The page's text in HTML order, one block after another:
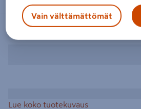
Lue koko tuotekuvaus
Vain välttämättömät